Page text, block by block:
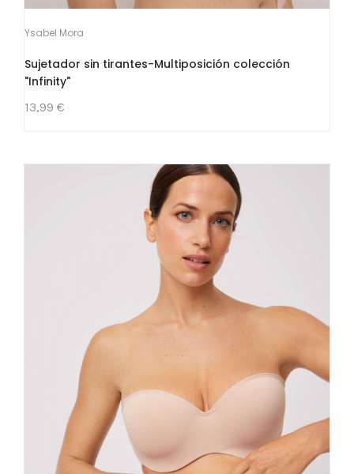
Ysabel Mora
Sujetador sin tirantes-Multiposición colección
"Infinity"
13,99 €